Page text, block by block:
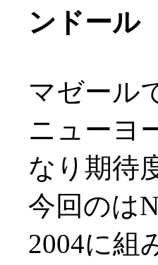
ンドール
マゼール
ニューヨ
なり期待
今回のは
2004に組